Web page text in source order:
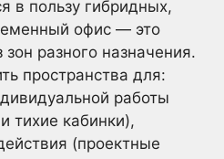
в пользу гибридных,
офис — это
разного назначения.
пространства для:
работы
тихие кабинки),
(проектные